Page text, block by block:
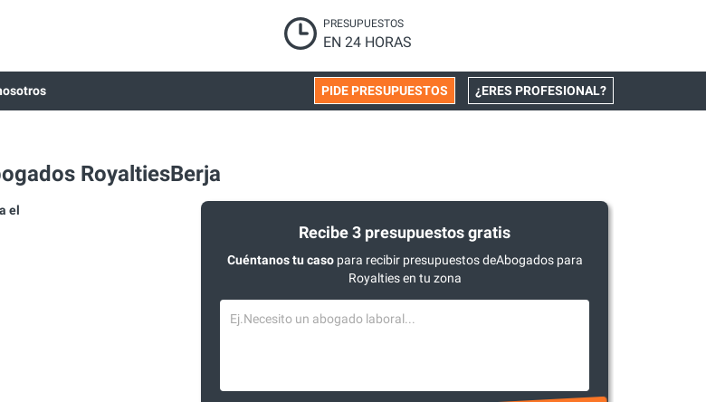
PRESUPUESTOS
EN 24 HORAS
¿ERES PROFESIONAL?
PIDE PRESUPUESTOS
RoyaltiesBerja
el
Recibe 3 presupuestos gratis
Cuéntanos tu casopara recibir presupuestos deAbogados para
Royalties en tu zona